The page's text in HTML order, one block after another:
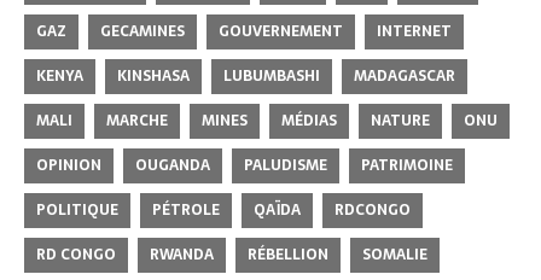
GAZ
GECAMINES GOUVERNEMENT
INTERNET
KENYA
KINSHASA LUBUMBASHI
MADAGASCAR
MALI
MARCHE MINES MÉDIAS NATURE
ONU
OPINION
OUGANDA PALUDISME
PATRIMOINE
POLITIQUE
PÉTROLE QAÏDA
RDCONGO
RD CONGO
RWANDA RÉBELLION
SOMALIE